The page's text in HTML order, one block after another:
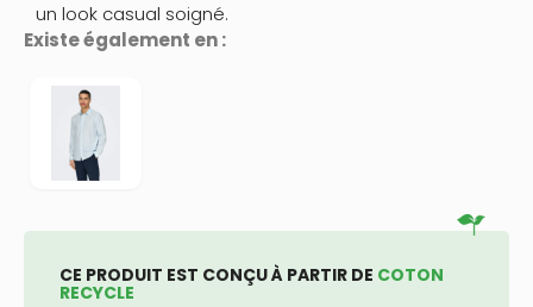
CE PRODUIT EST CONÇU À PARTIR DE COTON
RECYCLE
Existe également en :
un look casual soigné.